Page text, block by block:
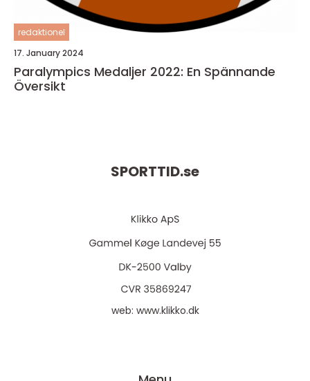
redaktionel
17. January 2024
Paralympics Medaljer 2022: En Spännande
Översikt
SPORTTID.se
web: www.klikko.dk